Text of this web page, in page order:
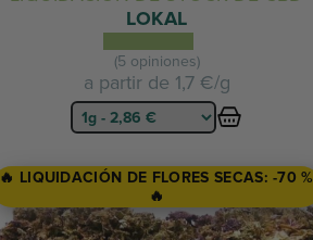
LOKAL
(5 opiniones)
a partir de 1,7 €/g
🔥 LIQUIDACIÓN DE FLORES SECAS: -70 %
🔥